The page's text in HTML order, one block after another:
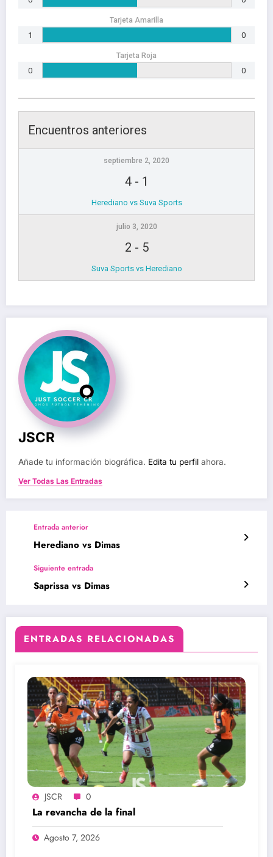
Tarjeta Amarilla
1 0
Tarjeta Roja
0 0
Encuentros anteriores
septiembre 2, 2020
4- 1
Herediano vs Suva Sports
julio 3, 2020
2 - 5
Suva Sports vs Herediano
JSCR
Añade tu información biográfica. Edita tu perfil ahora.
Ver Todas Las Entradas
Entrada anterior
Herediano vs Dimas
Siguiente entrada
Saprissa vs Dimas
ENTRADAS RELACIONADAS
JSCR 0
La revancha de la final
Agosto 7, 2026